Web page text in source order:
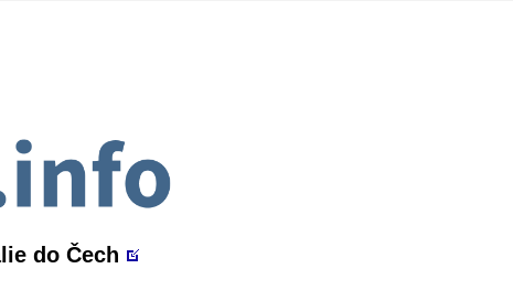
do Čech